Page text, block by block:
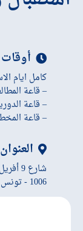
كامل ايام
– قاعة
– قاعة
– قاعة
العنوان
شارع 9 أفريل 1938 تونس – باب سويقة
1006 - تونس